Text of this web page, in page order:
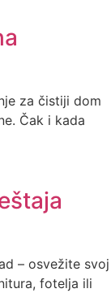
za čistiji dom
Čak i kada
– osvežite svoj
fotelja ili